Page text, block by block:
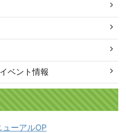
ベント情報
ューアルOP